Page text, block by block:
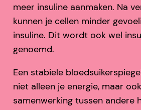
meer insuline aanmaken. Na
kunnen je cellen minder
insuline. Dit wordt ook wel
genoemd.
Een stabiele
niet alleen je energie, maar
samenwerking tussen andere